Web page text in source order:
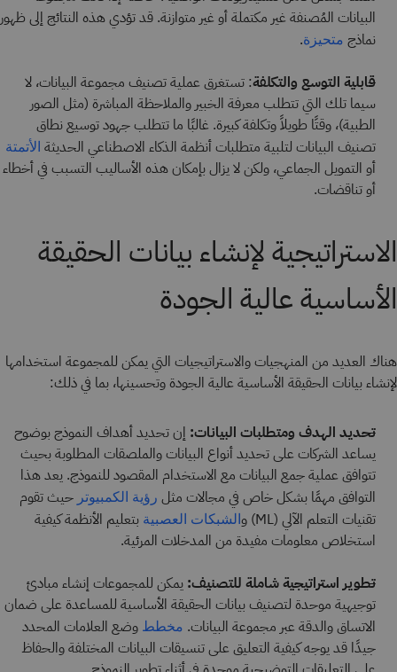
البيانات المُصنفة غير مكتملة أو غير متوازنة. قد تؤدي هذه النتائج إلى ظهور
نماذج متحيزة.
قابلية التوسع والتكلفة: تستغرق عملية تصنيف مجموعة البيانات، لا
سيما تلك التي تتطلب معرفة الخبير والملاحظة المباشرة (مثل الصور
الطبية)، وقتًا طويلاً وتكلفة كبيرة. غالبًا ما تتطلب جهود توسيع نطاق
تصنيف البيانات لتلبية متطلبات أنظمة الذكاء الاصطناعي الحديثة الأتمتة
أو التمويل الجماعي، ولكن لا يزال بإمكان هذه الأساليب التسبب في أخطاء
أو تناقضات.
الاستراتيجية لإنشاء بيانات الحقيقة
الأساسية عالية الجودة
هناك العديد من المنهجيات والاستراتيجيات التي يمكن للمجموعة استخدامها
لإنشاء بيانات الحقيقة الأساسية عالية الجودة وتحسينها، بما في ذلك:
تحديد الهدف ومتطلبات البيانات: إن تحديد أهداف النموذج بوضوح
يساعد الشركات على تحديد أنواع البيانات والملصقات المطلوبة بحيث
تتوافق عملية جمع البيانات مع الاستخدام المقصود للنموذج. يعد هذا
التوافق مهمًا بشكل خاص في مجالات مثل رؤية الكمبيوتر حيث تقوم
تقنيات التعلم الآلي (ML) و
الشبكات العصبية بتعليم الأنظمة كيفية
استخلاص معلومات مفيدة من المدخلات المرئية.
تطوير استراتيجية شاملة للتصنيف: يمكن للمجموعات إنشاء مبادئ
توجيهية موحدة لتصنيف بيانات الحقيقة الأساسية للمساعدة على ضمان
الاتساق والدقة عبر مجموعة البيانات. مخطط وضع العلامات المحدد
جيدًا قد يوجه كيفية التعليق على تنسيقات البيانات المختلفة والحفاظ